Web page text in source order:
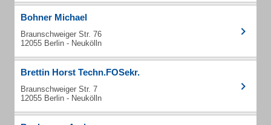
Bohner Michael
Braunschweiger Str. 76
12055 Berlin - Neukölln
Brettin Horst Techn.FOSekr.
Braunschweiger Str. 7
12055 Berlin - Neukölln